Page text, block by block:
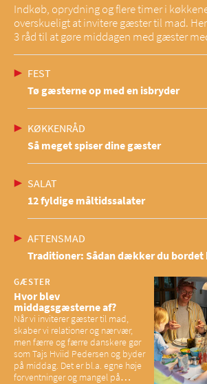
Indkøb, oprydning og flere timer i
overskueligt at invitere gæster til mad.
3 råd til at gøre middagen med gæster
FEST
Tø gæsterne op med en isbryder
KØKKENRÅD
Så meget spiser dine gæster
SALAT
12 fyldige måltidssalater
AFTENSMAD
Traditioner: Sådan dækker du
GÆSTER
Hvor blev
middagsgæsterne af?
Når vi inviterer gæster til mad,
skaber vi relationer og nærvær,
men færre og færre danskere gør
som Tajs Hviid Pedersen og byder
på middag. Det er bl.a. egne høje
forventninger og mangel på